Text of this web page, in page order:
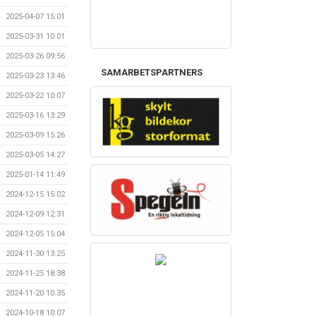
2025-04-07 15:01
2025-03-31 10:01
2025-03-26 09:56
2025-03-23 13:46
2025-03-22 10:07
2025-03-16 13:29
2025-03-09 15:26
2025-03-05 14:27
2025-01-14 11:49
2024-12-15 15:02
2024-12-09 12:31
2024-12-05 15:04
2024-11-30 13:25
2024-11-25 18:38
2024-11-20 10:35
2024-10-18 10:07
SAMARBETSPARTNERS